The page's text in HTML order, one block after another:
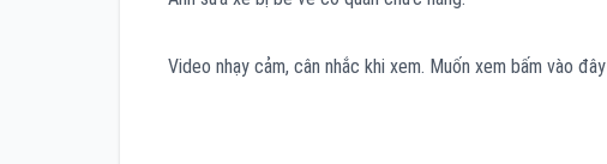
Video nhạy cảm, cân nhắc khi xem. Muốn xem bấm vào đây